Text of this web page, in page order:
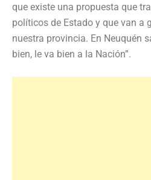
que existe una propuesta que
políticos de Estado y que van a
nuestra provincia. En Neuquén
bien, le va bien a la Nación”.